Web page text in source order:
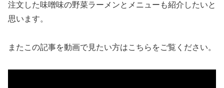
注文した味噌味の野菜ラーメンとメニューも紹介したいと
思います。
またこの記事を動画で見たい方はこちらをご覧ください。